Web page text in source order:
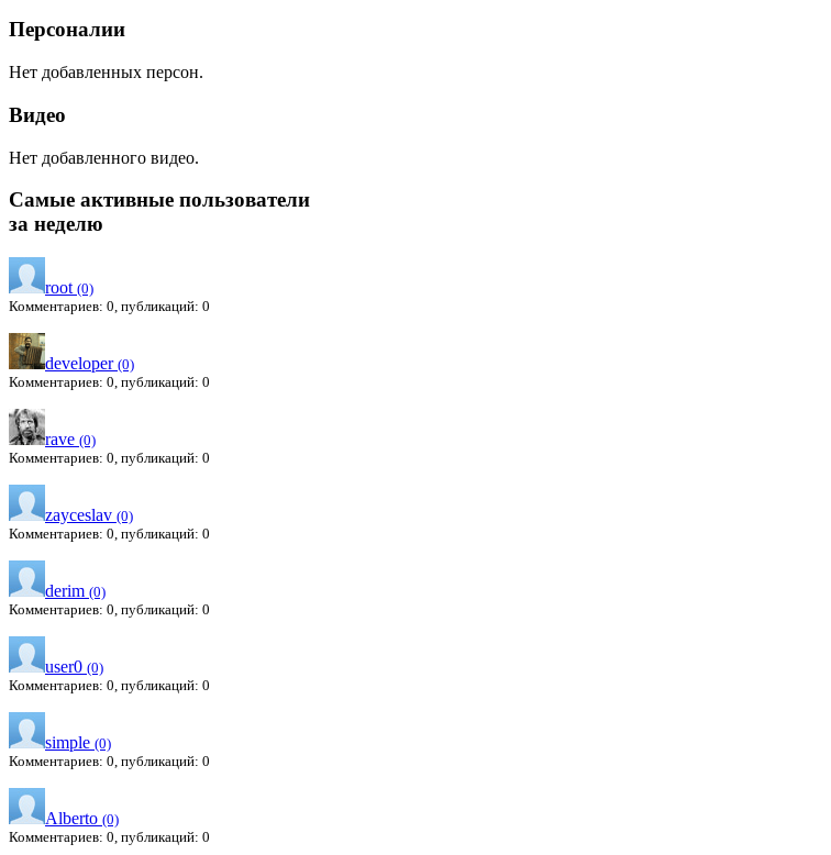
Персоналии
Нет добавленных персон.
Видео
Нет добавленного видео.
Самые активные пользователи
за неделю
root (0)
Комментариев: 0, публикаций: 0
developer (0)
Комментариев: 0, публикаций: 0
rave (0)
Комментариев: 0, публикаций: 0
zayceslav (0)
Комментариев: 0, публикаций: 0
derim (0)
Комментариев: 0, публикаций: 0
user0 (0)
Комментариев: 0, публикаций: 0
simple (0)
Комментариев: 0, публикаций: 0
Alberto (0)
Комментариев: 0, публикаций: 0